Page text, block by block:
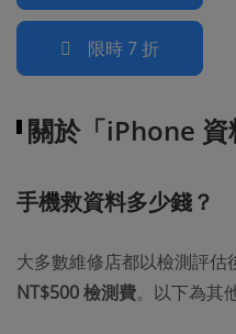
限時 7 折
關於「iPhone
手機救資料多少錢？
大多數維修店都以檢測評估
NT$500 檢測費。以下為其